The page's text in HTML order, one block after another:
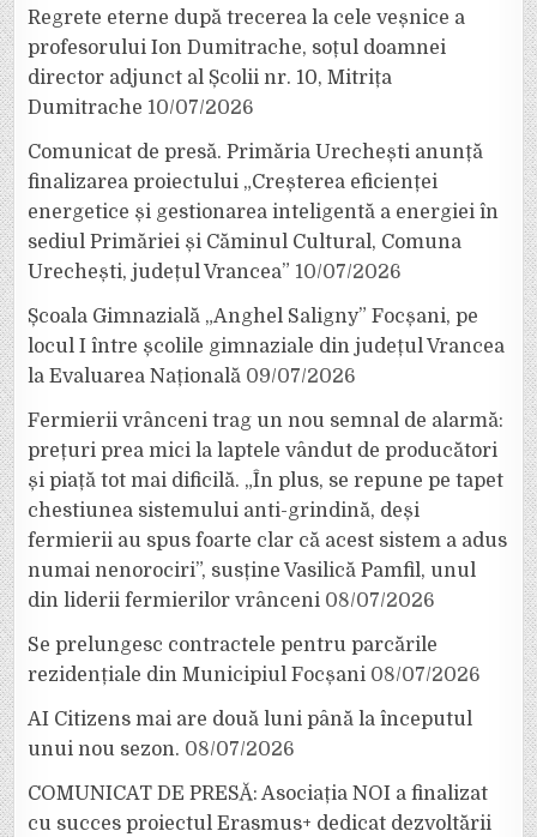
Regrete eterne după trecerea la cele veșnice a
profesorului Ion Dumitrache, soțul doamnei
director adjunct al Școlii nr. 10, Mitrița
Dumitrache 10/07/2026
Comunicat de presă. Primăria Urechești anunță
finalizarea proiectului „Creșterea eficienței
energetice și gestionarea inteligentă a energiei în
sediul Primăriei și Căminul Cultural, Comuna
Urechești, județul Vrancea” 10/07/2026
Școala Gimnazială „Anghel Saligny” Focșani, pe
locul I între școlile gimnaziale din județul Vrancea
la Evaluarea Națională 09/07/2026
Fermierii vrânceni trag un nou semnal de alarmă:
prețuri prea mici la laptele vândut de producători
și piață tot mai dificilă. „În plus, se repune pe tapet
chestiunea sistemului anti-grindină, deși
fermierii au spus foarte clar că acest sistem a adus
numai nenorociri”, susține Vasilică Pamfil, unul
din liderii fermierilor vrânceni 08/07/2026
Se prelungesc contractele pentru parcările
rezidențiale din Municipiul Focșani 08/07/2026
AI Citizens mai are două luni până la începutul
unui nou sezon. 08/07/2026
COMUNICAT DE PRESĂ: Asociația NOI a finalizat
cu succes proiectul Erasmus+ dedicat dezvoltării